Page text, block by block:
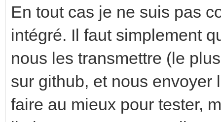
En tout cas je ne suis pas
intégré. Il faut simplement
nous les transmettre (le
sur github, et nous envoyer
faire au mieux pour tester,